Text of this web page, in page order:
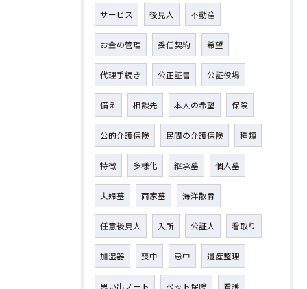
サービス 後見人 不動産
お金の管理 委任契約 希望
代理手続き 公正証書 公証役場
備え 相談先 本人の希望 保険
公的介護保険 民間の介護保険 種類
特徴 多様化 継承墓 個人墓
夫婦墓 両家墓 海洋散骨
任意後見人 入所 公証人 看取り
加湿器 喪中 忌中 遺産整理
思い出ノート ペット保険 看護